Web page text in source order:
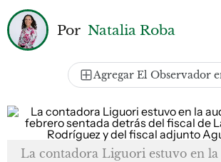
Por Natalia Roba
Agregar El Observador
La contadora Liguori estuvo en